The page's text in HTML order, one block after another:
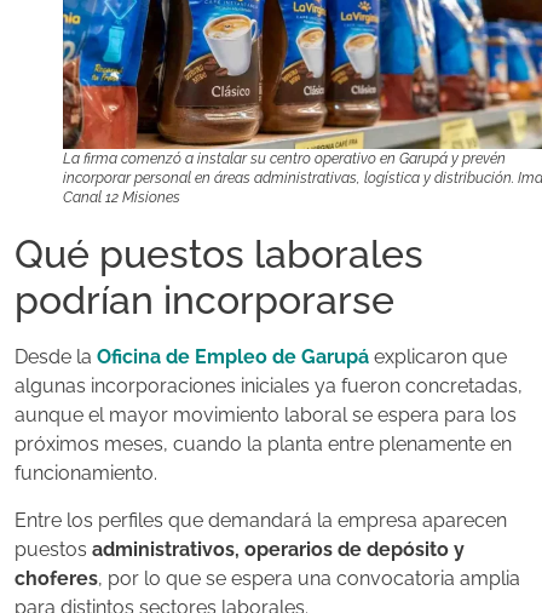
La firma comenzó a instalar su centro operativo en Garupá y prevén
incorporar personal en áreas administrativas, logística y distribución.
Canal 12 Misiones
Qué puestos laborales
podrían incorporarse
Desde la Oficina de Empleo de Garupá explicaron que
algunas incorporaciones iniciales ya fueron concretadas,
aunque el mayor movimiento laboral se espera para los
próximos meses, cuando la planta entre plenamente en
funcionamiento.
Entre los perfiles que demandará la empresa aparecen
puestos administrativos, operarios de depósito y
choferes, por lo que se espera una convocatoria amplia
para distintos sectores laborales.